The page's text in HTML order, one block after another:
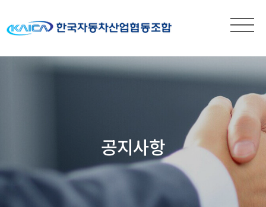
공지사항